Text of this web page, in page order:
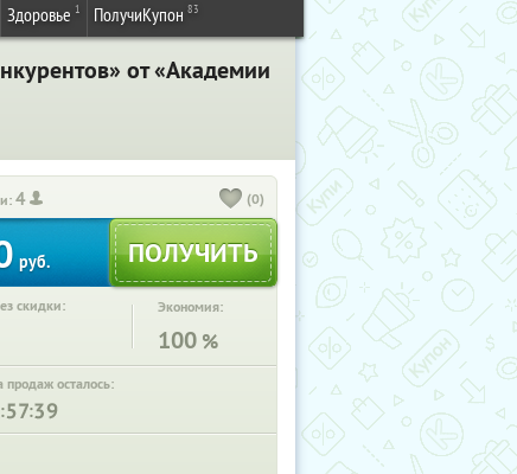
Здоровье 1 ПолучиКупон 83
от «Академии
4 (0)
руб.
скидки: Экономия:
100 %
продаж осталось:
: :